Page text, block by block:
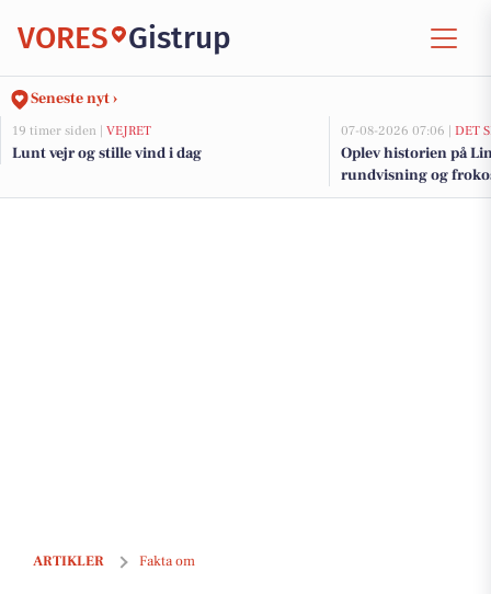
VORES Gistrup
Seneste nyt ›
19 timer siden | VEJRET
Lunt vejr og stille vind i dag
07-08-2026 07:06 | DET
Oplev historien på
rundvisning og
ARTIKLER Fakta om
Huspriserne går op i Aalborg Kommune